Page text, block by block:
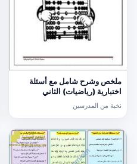
ملخص وشرح شامل مع أسئلة
اختبارية (رياضيات) الثاني
نخبة من المدرسين